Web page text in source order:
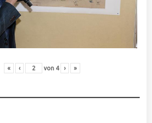
« ‹ von 4 › »